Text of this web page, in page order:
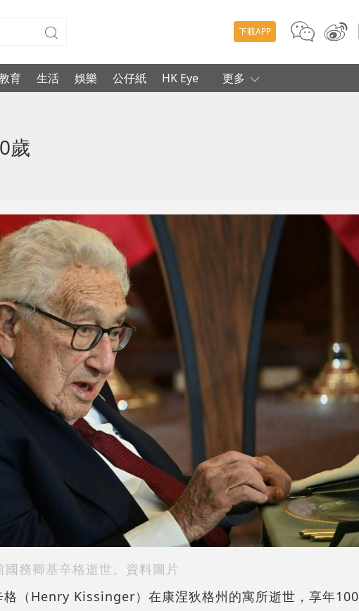
下載APP
育 生活 娛樂 公仔紙 HK Eye 更多
歲
國務卿基辛格逝世。資料圖片
格（Henry Kissinger）在康涅狄格州的寓所逝世，享年100